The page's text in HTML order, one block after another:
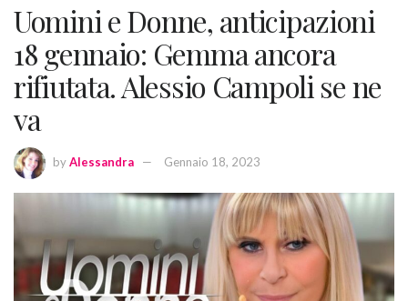
Uomini e Donne, anticipazioni
18 gennaio: Gemma ancora
rifiutata. Alessio Campoli se ne
va
byAlessandra Gennaio 18, 2023